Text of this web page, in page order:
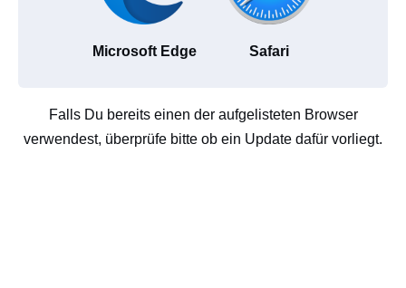
Microsoft Edge Safari
Falls Du bereits einen der aufgelisteten Browser
verwendest, überprüfe bitte ob ein Update dafür vorliegt.